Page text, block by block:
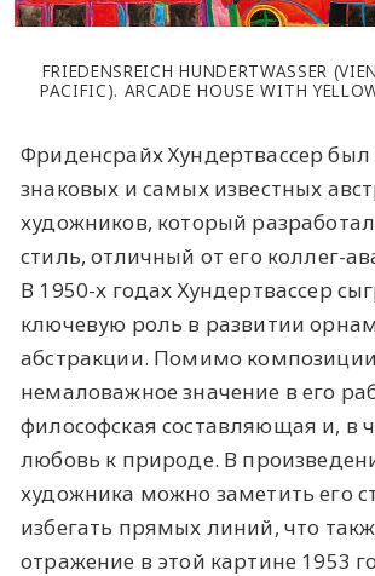
FRIEDENSREICH HUNDERTWASSER
PACIFIC). ARCADE HOUSE WITH
Фриденсрайх Хундертвассер
знаковых и самых известных
художников, который
стиль, отличный от его коллег-
В 1950-х годах Хундертвассер
ключевую роль в развитии
абстракции. Помимо
немаловажное значение в его
философская составляющая и, в
любовь к природе. В
художника можно заметить его
избегать прямых линий, что
отражение в этой картине 1953